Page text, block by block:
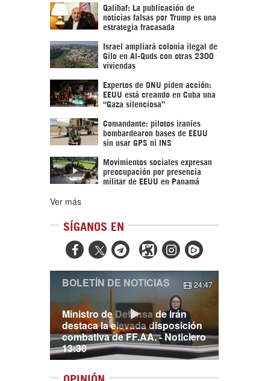
Qalibaf: La publicación de
noticias falsas por Trump es una
estrategia fracasada
Israel ampliará colonia ilegal de
Gilo en Al-Quds con otras 2300
viviendas
Expertos de ONU piden acción:
EEUU está creando en Cuba una
“Gaza silenciosa”
Comandante: pilotos iraníes
bombardearon bases de EEUU
sin usar GPS ni INS
Movimientos sociales expresan
preocupación por presencia
militar de EEUU en Panamá
Ver más
SÍGANOS EN
  
Ministro de Defensa de Irán
destaca la elevada disposición
combativa de FF.AA. - Noticiero
13:30
BOLETÍN DE NOTICIAS 24:47
OPINIÓN